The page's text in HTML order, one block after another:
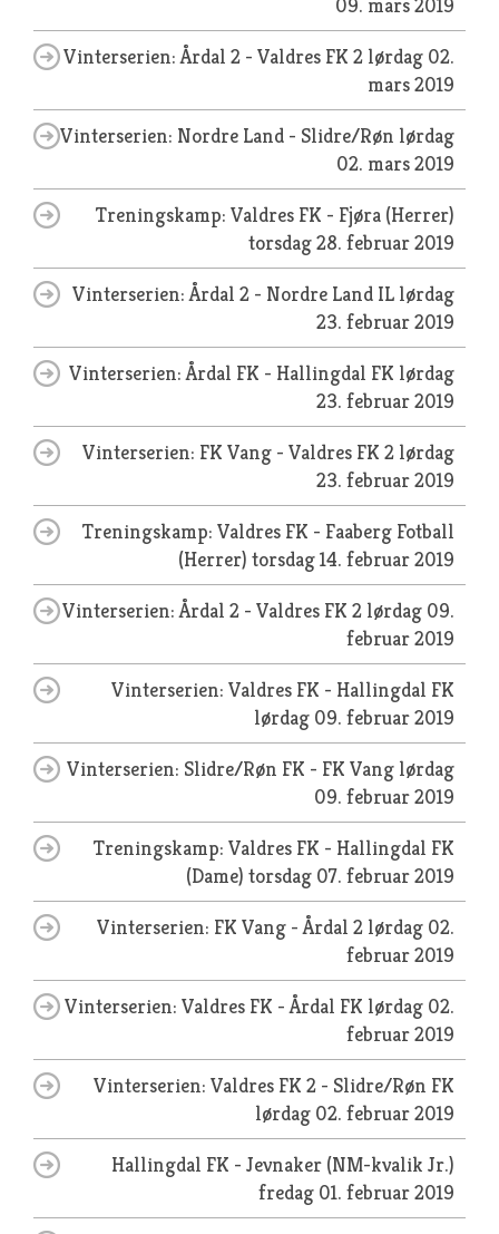
Vinterserien: Årdal 2 - Valdres FK 2 lørdag 02.
mars 2019
Vinterserien: Nordre Land - Slidre/Røn lørdag
02. mars 2019
Treningskamp: Valdres FK - Fjøra (Herrer)
torsdag 28. februar 2019
Vinterserien: Årdal 2 - Nordre Land IL lørdag
23. februar 2019
Vinterserien: Årdal FK - Hallingdal FK lørdag
23. februar 2019
Vinterserien: FK Vang - Valdres FK 2 lørdag
23. februar 2019
Treningskamp: Valdres FK - Faaberg Fotball
(Herrer) torsdag 14. februar 2019
Vinterserien: Årdal 2 - Valdres FK 2 lørdag 09.
februar 2019
Vinterserien: Valdres FK - Hallingdal FK
lørdag 09. februar 2019
Vinterserien: Slidre/Røn FK - FK Vang lørdag
09. februar 2019
Treningskamp: Valdres FK - Hallingdal FK
(Dame) torsdag 07. februar 2019
Vinterserien: FK Vang - Årdal 2 lørdag 02.
februar 2019
Vinterserien: Valdres FK - Årdal FK lørdag 02.
februar 2019
Vinterserien: Valdres FK 2 - Slidre/Røn FK
lørdag 02. februar 2019
Hallingdal FK - Jevnaker (NM-kvalik Jr.)
fredag 01. februar 2019